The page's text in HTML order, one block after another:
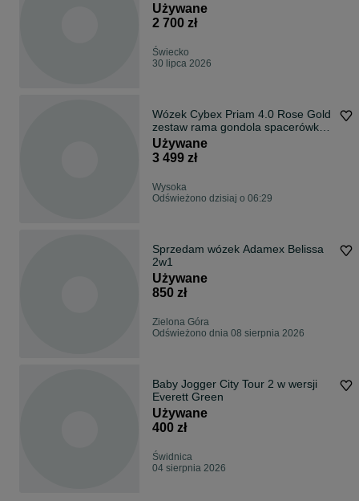
Używane
2 700 zł
Świecko
30 lipca 2026
Wózek Cybex Priam 4.0 Rose Gold
zestaw rama gondola spacerówka
fotelik
Używane
3 499 zł
Wysoka
Odświeżono dzisiaj o 06:29
Sprzedam wózek Adamex Belissa
2w1
Używane
850 zł
Zielona Góra
Odświeżono dnia 08 sierpnia 2026
Baby Jogger City Tour 2 w wersji
Everett Green
Używane
400 zł
Świdnica
04 sierpnia 2026